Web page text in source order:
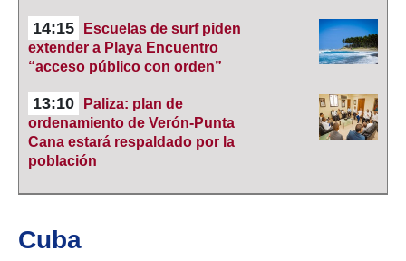
14:15
Escuelas de surf piden
extender a Playa Encuentro
“acceso público con orden”
13:10
Paliza: plan de
ordenamiento de Verón-Punta
Cana estará respaldado por la
población
Cuba